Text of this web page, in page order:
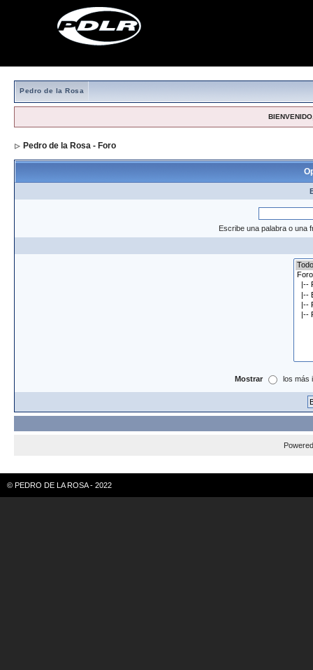
Pedro de la Rosa
Pedro de la Rosa - Foro
Escribe una palabra o una
Mostrar los más
© PEDRO DE LA ROSA - 2022